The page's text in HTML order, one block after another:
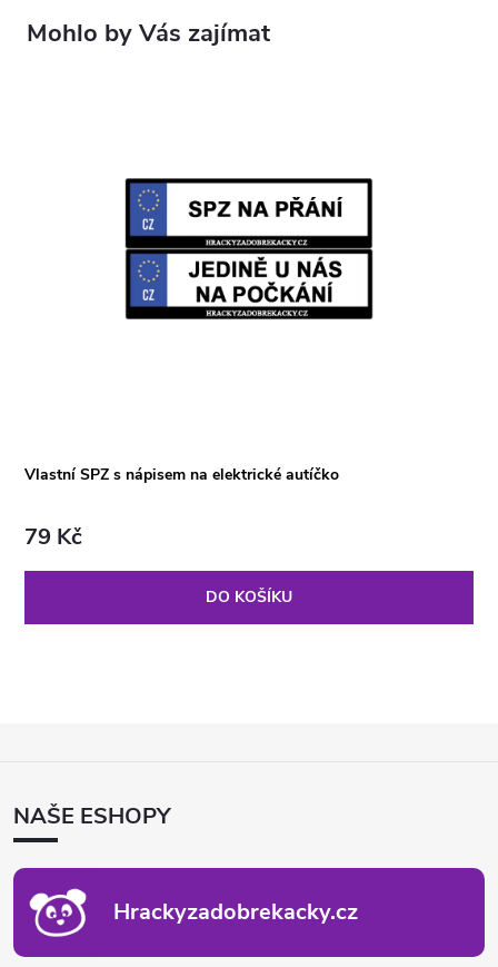
Vlastní SPZ s nápisem na elektrické autíčko
79 Kč
DO KOŠÍKU
ANAŠE ESHOPY
Hrackyzadobrekacky.cz